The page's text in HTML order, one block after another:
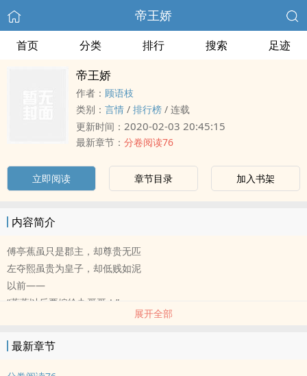
帝王娇
首页 分类 排行 搜索 足迹
帝王娇
作者： 顾语枝
类别： 言情 / 排行榜 / 连载
更新时间： 2020-02-03 20:45:15
最新章节： 分卷阅读76
立即阅读 章节目录 加入书架
内容简介
傅亭蕉虽只是郡主，却尊贵无匹
左夺熙虽贵为皇子，却低贱如泥
以前——
“蕉蕉以后要嫁给九哥哥！”
“蕉蕉要嫁人了。”
“我准了吗？”
展开全部
最新章节